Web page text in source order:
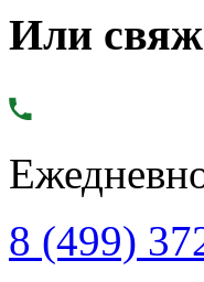
Или
8 (499)